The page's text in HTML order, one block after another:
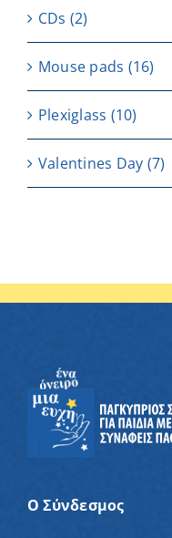
CDs (2)
Μouse pads (16)
Plexiglass (10)
Valentines Day (7)
Ο Σύνδεσμος